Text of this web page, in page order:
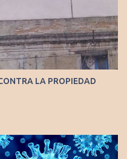
LA PROPIEDAD